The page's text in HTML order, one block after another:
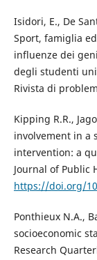
Isidori, E., De
Sport, famiglia
influenze dei
degli studenti
Rivista di
Kipping R.R.,
involvement in a
intervention: a
Journal of Public
https://doi.org/
Ponthieux N.A.,
socioeconomic
Research